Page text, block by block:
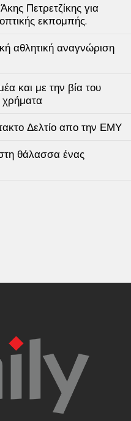
Πετρετζίκης για
εκπομπής.
αθλητική αναγνώριση
και με την βία του
χρήματα
Δελτίο απο την ΕΜΥ
θάλασσα ένας